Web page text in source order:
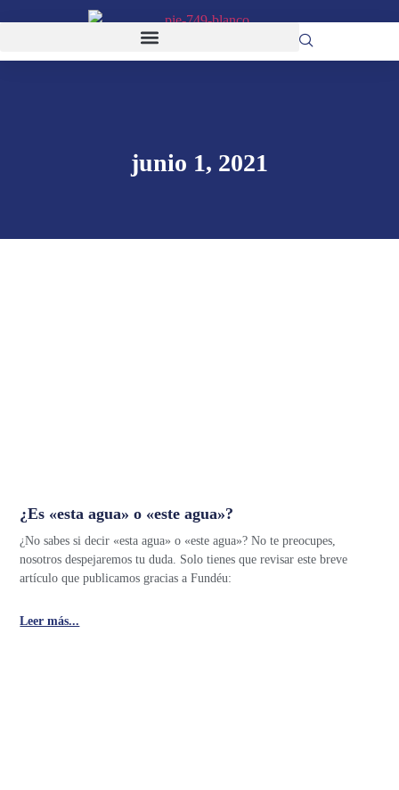
junio 1, 2021
¿Es «esta agua» o «este agua»?
¿No sabes si decir «esta agua» o «este agua»? No te preocupes,
nosotros despejaremos tu duda. Solo tienes que revisar este breve
artículo que publicamos gracias a Fundéu:
Leer más...